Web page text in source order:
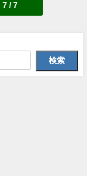
7 / 7
検索